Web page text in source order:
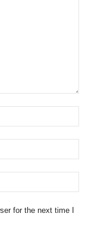
for the next time I